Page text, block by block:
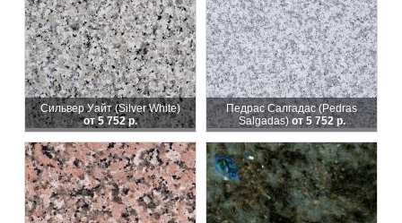
Сильвер Уайт (Silver White)
от 5 752 р.
Педрас Салгадас (Pedras
Salgadas)от 5 752 р.